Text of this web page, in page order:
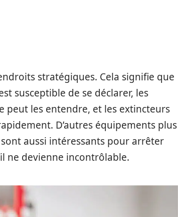
stratégiques. Cela signifie que
susceptible de se déclarer, les
peut les entendre, et les extincteurs
D’autres équipements plus
sont aussi intéressants pour arrêter
ne devienne incontrôlable.